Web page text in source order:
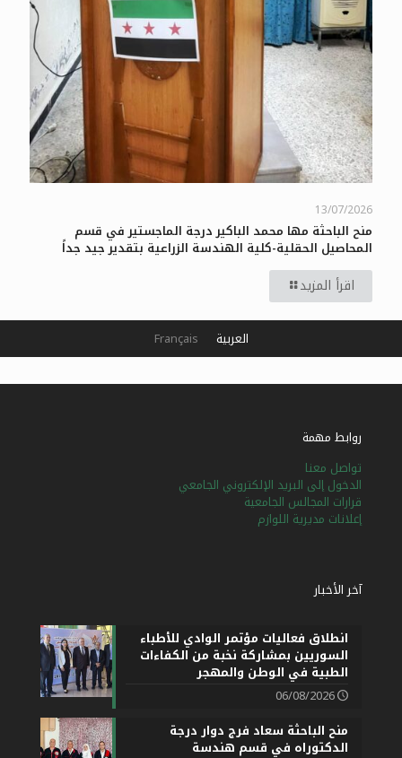
13/07/2026
منح الباحثة مها محمد الباكير درجة الماجستير في قسم
المحاصيل الحقلية-كلية الهندسة الزراعية بتقدير جيد جداً
اقرأ المزيد
روابط مهمة
تواصل معنا
الدخول إلى البريد الإلكتروني الجامعي
قرارات المجالس الجامعية
إعلانات مديرية اللوازم
آخر الأخبار
انطلاق فعاليات مؤتمر الوادي للأطباء
السوريين بمشاركة نخبة من الكفاءات
الطبية في الوطن والمهجر
06/08/2026
منح الباحثة سعاد فرج دوار درجة
الدكتوراه في قسم هندسة
العربية Français